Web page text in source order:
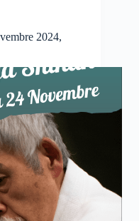
2024,